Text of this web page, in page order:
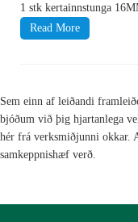
1 stk kertainnstunga
Read More
Sem einn af leiðandi
bjóðum við þig hjartanlega
hér frá verksmiðjunni okkar.
samkeppnishæf verð.